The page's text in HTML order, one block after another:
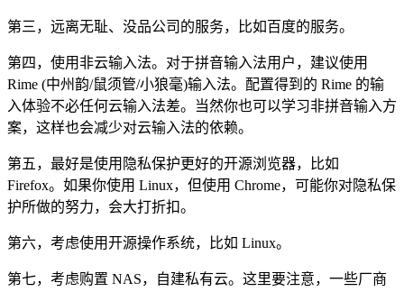
第三，远离无耻、没品公司的服务，比如百度的服务。
第四，使用非云输入法。对于拼音输入法用户，建议使用
Rime (中州韵/鼠须管/小狼毫)输入法。配置得到的 Rime 的输
入体验不必任何云输入法差。当然你也可以学习非拼音输入方
案，这样也会减少对云输入法的依赖。
第五，最好是使用隐私保护更好的开源浏览器，比如
Firefox。如果你使用 Linux，但使用 Chrome，可能你对隐私保
护所做的努力，会大打折扣。
第六，考虑使用开源操作系统，比如 Linux。
第七，考虑购置 NAS，自建私有云。这里要注意，一些厂商